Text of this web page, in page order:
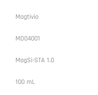
Magtivio
MD04001
MagSi-STA 1.0
100 mL